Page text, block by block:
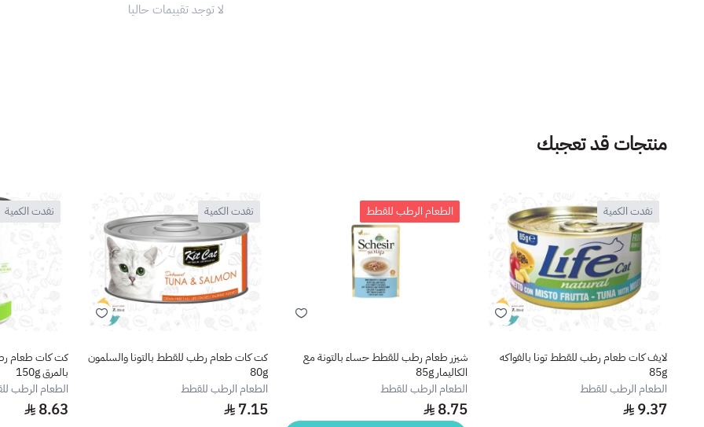
لا توجد تقييمات حاليا
منتجات قد تعجبك
نفدت الكمية
لايف كات طعام رطب للقطط تونا بالفواكه
85g
الطعام الرطب للقطط
9.37
الطعام الرطب للقطط
شيزر طعام رطب للقطط حساء بالتونة مع
الكاليمار 85g
الطعام الرطب للقطط
8.75
نفدت الكمية
كت كات طعام رطب للقطط بالتونا والسلمون
80g
الطعام الرطب للقطط
7.15
نفدت الكمية
كت كات طعام
بالمرق 150g
الطعام الرطب
8.63